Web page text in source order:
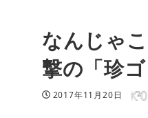
なんじゃ
撃の「珍
投稿日
2017年11月20日 著者